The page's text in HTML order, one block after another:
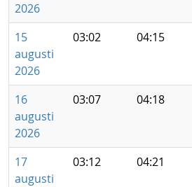
2026
15
augusti
2026
03:02 04:15
16
augusti
2026
03:07 04:18
17
augusti
03:12 04:21